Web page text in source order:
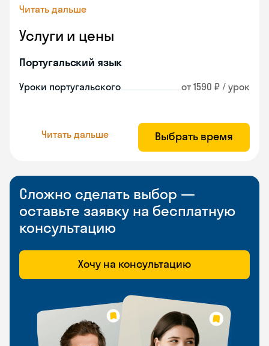
Читать дальше
Услуги и цены
Португальский язык
Уроки португальского от 1590 ₽ / урок
Читать дальше Выбрать время
Сложно сделать выбор —
оставьте заявку на бесплатную
консультацию
Хочу на консультацию